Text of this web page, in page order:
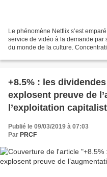
Le phénomène Netflix s’est
service de vidéo à la demande par
du monde de la culture.
+8.5% : les
explosent preuve de
l’exploitation
Publié le 09/03/2019 à 07:03
Par PRCF